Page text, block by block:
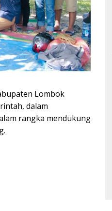
Lombok
dalam
rangka mendukung